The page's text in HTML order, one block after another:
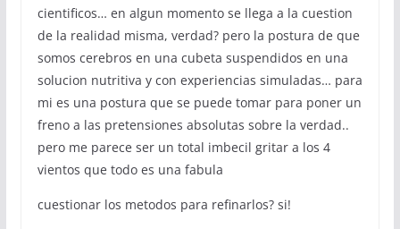
cientificos… en algun momento se llega a la cuestion
de la realidad misma, verdad? pero la postura de que
somos cerebros en una cubeta suspendidos en una
solucion nutritiva y con experiencias simuladas… para
mi es una postura que se puede tomar para poner un
freno a las pretensiones absolutas sobre la verdad..
pero me parece ser un total imbecil gritar a los 4
vientos que todo es una fabula
cuestionar los metodos para refinarlos? si!